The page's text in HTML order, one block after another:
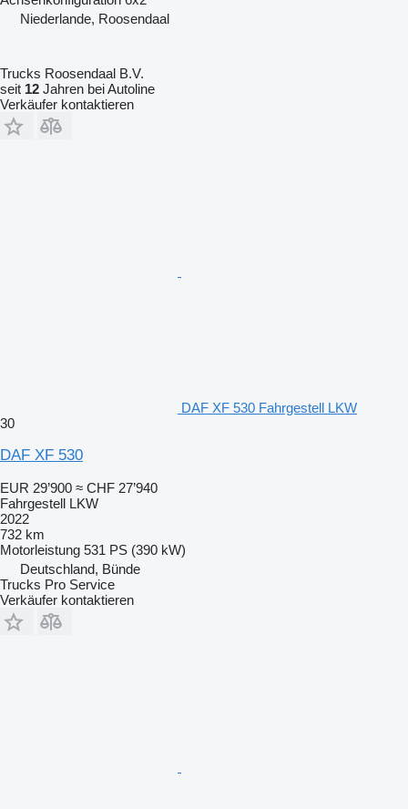
Niederlande, Roosendaal
Trucks Roosendaal B.V.
seit 12 Jahren bei Autoline
Verkäufer kontaktieren
DAF XF 530 Fahrgestell LKW
30
DAF XF 530
EUR 29’900 ≈ CHF 27’940
Fahrgestell LKW
2022
732 km
Motorleistung 531 PS (390 kW)
Deutschland, Bünde
Trucks Pro Service
Verkäufer kontaktieren